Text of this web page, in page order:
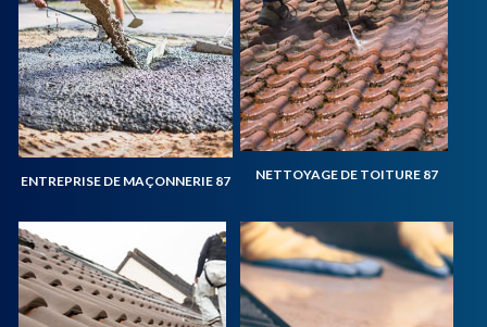
ENTREPRISE DE MAÇONNERIE 87 NETTOYAGE DE TOITURE 87